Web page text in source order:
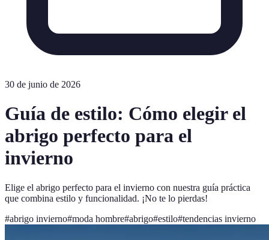
30 de junio de 2026
Guía de estilo: Cómo elegir el
abrigo perfecto para el
invierno
Elige el abrigo perfecto para el invierno con nuestra guía práctica
que combina estilo y funcionalidad. ¡No te lo pierdas!
#abrigo invierno#moda hombre#abrigo#estilo#tendencias invierno